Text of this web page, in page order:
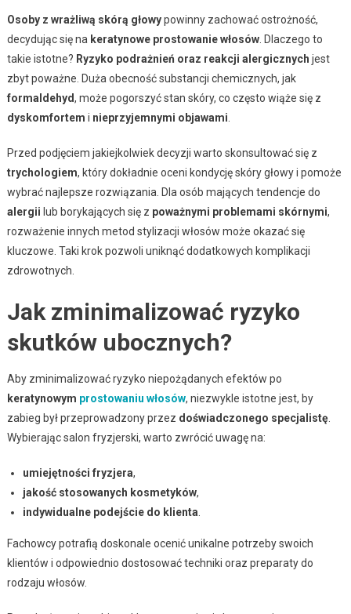
Osoby z wrażliwą skórą głowypowinny zachować ostrożność,
decydując się na keratynowe prostowanie włosów. Dlaczego to
takie istotne? Ryzyko podrażnień oraz reakcji alergicznych jest
zbyt poważne. Duża obecność substancji chemicznych, jak
formaldehyd, może pogorszyć stan skóry, co często wiąże się z
dyskomfortem i nieprzyjemnymi objawami
Przed podjęciem jakiejkolwiek decyzji warto skonsultować się z
trychologiem, który dokładnie oceni kondycję skóry głowy i pomoże
wybrać najlepsze rozwiązania. Dla osób mających tendencje do
alergii lub borykających się z poważnymi problemami skórnymi,
rozważenie innych metod stylizacji włosów może okazać się
kluczowe. Taki krok pozwoli uniknąć dodatkowych komplikacji
zdrowotnych.
Jak zminimalizować ryzyko
skutków ubocznych?
Aby zminimalizować ryzyko niepożądanych efektów po
keratynowym prostowaniu włosów, niezwykle istotne jest, by
zabieg był przeprowadzony przez doświadczonego specjalistę.
Wybierając salon fryzjerski, warto zwrócić uwagę na:
umiejętności fryzjera,
jakość stosowanych kosmetyków,
indywidualne podejście do klienta
Fachowcy potrafią doskonale ocenić unikalne potrzeby swoich
klientów i odpowiednio dostosować techniki oraz preparaty do
rodzaju włosów.